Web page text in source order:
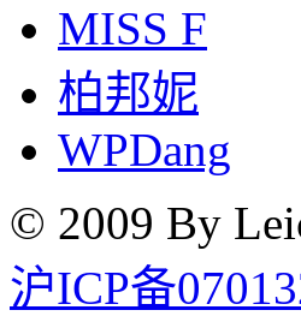
MISS F
柏邦妮
WPDang
© 2009 By
沪ICP备